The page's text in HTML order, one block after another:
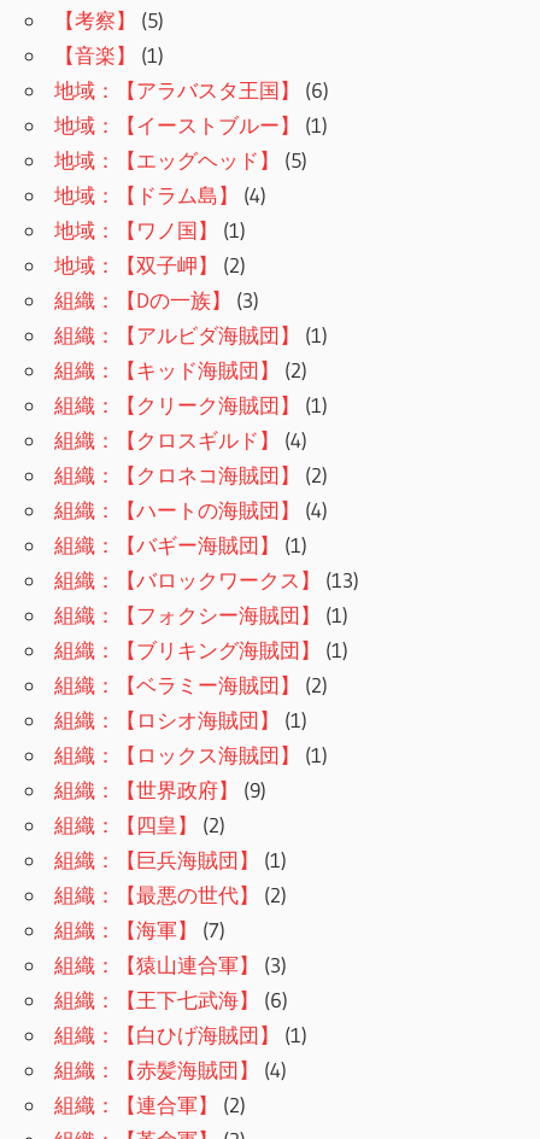
【考察】
(5)
【音楽】
(1)
地域：【アラバスタ王国】
(6)
地域：【イーストブルー】
(1)
地域：【エッグヘッド】
(5)
地域：【ドラム島】
(4)
地域：【ワノ国】
(1)
地域：【双子岬】
(2)
組織：【Dの一族】
(3)
組織：【アルビダ海賊団】
(1)
組織：【キッド海賊団】
(2)
組織：【クリーク海賊団】
(1)
組織：【クロスギルド】
(4)
組織：【クロネコ海賊団】
(2)
組織：【ハートの海賊団】
(4)
組織：【バギー海賊団】
(1)
組織：【バロックワークス】
(13)
組織：【フォクシー海賊団】
(1)
組織：【ブリキング海賊団】
(1)
組織：【ベラミー海賊団】
(2)
組織：【ロシオ海賊団】
(1)
組織：【ロックス海賊団】
(1)
組織：【世界政府】
(9)
組織：【四皇】
(2)
組織：【巨兵海賊団】
(1)
組織：【最悪の世代】
(2)
組織：【海軍】
(7)
組織：【猿山連合軍】
(3)
組織：【王下七武海】
(6)
組織：【白ひげ海賊団】
(1)
組織：【赤髪海賊団】
(4)
組織：【連合軍】
(2)